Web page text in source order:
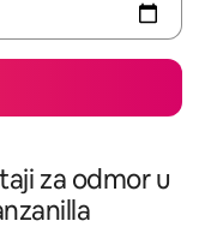
za odmor u